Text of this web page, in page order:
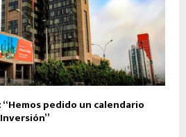
pedido un calendario